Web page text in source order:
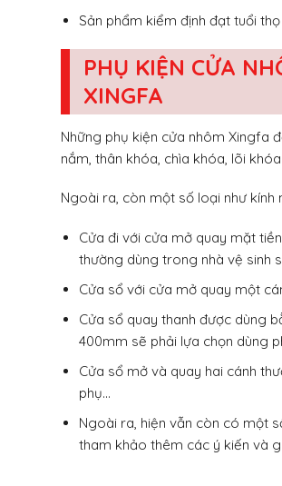
Sản phẩm kiểm định đạt tuổi
PHỤ KIỆN CỬA
XINGFA
Những phụ kiện cửa nhôm Xingfa
nắm, thân khóa, chìa khóa, lõi
Ngoài ra, còn một số loại như kính
Cửa đi với cửa mở quay mặt
thường dùng trong nhà vệ sinh
Cửa sổ với cửa mở quay một
Cửa sổ quay thanh được dùng
400mm sẽ phải lựa chọn dùng
Cửa sổ mở và quay hai cánh
phụ…
Ngoài ra, hiện vẫn còn có một
tham khảo thêm các ý kiến và